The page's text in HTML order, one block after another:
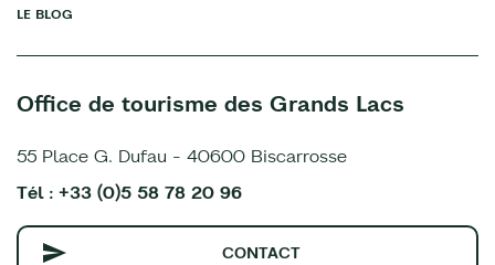
LE BLOG
Office de tourisme des Grands Lacs
55 Place G. Dufau - 40600 Biscarrosse
Tél : +33 (0)5 58 78 20 96
CONTACT